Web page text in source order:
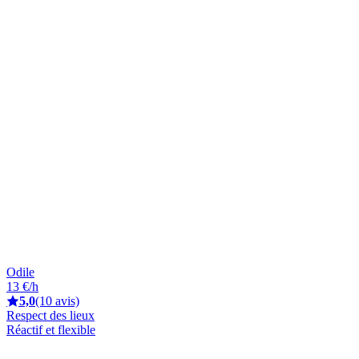
Odile
13 €/h
5,0(10 avis)
Respect des lieux
Réactif et flexible